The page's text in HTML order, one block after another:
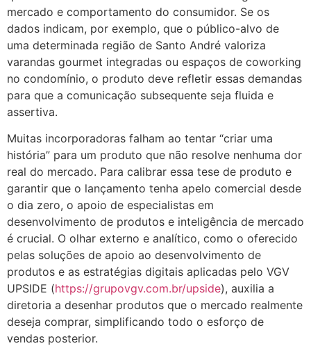
mercado e comportamento do consumidor. Se os
dados indicam, por exemplo, que o público-alvo de
uma determinada região de Santo André valoriza
varandas gourmet integradas ou espaços de coworking
no condomínio, o produto deve refletir essas demandas
para que a comunicação subsequente seja fluida e
assertiva.
Muitas incorporadoras falham ao tentar “criar uma
história” para um produto que não resolve nenhuma dor
real do mercado. Para calibrar essa tese de produto e
garantir que o lançamento tenha apelo comercial desde
o dia zero, o apoio de especialistas em
desenvolvimento de produtos e inteligência de mercado
é crucial. O olhar externo e analítico, como o oferecido
pelas soluções de apoio ao desenvolvimento de
produtos e as estratégias digitais aplicadas pelo VGV
UPSIDE (https://grupovgv.com.br/upside), auxilia a
diretoria a desenhar produtos que o mercado realmente
deseja comprar, simplificando todo o esforço de
vendas posterior.